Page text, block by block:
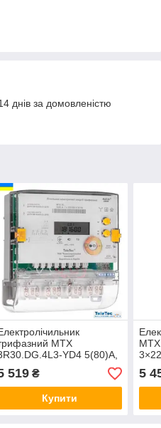
днів за домовленістю
MTX
YD4 5(80)А,
PLC-II з ПЗР
MTX
YDO4)
519₴
Купити
5